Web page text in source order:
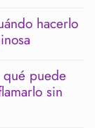
hacerlo
qué puede
sin